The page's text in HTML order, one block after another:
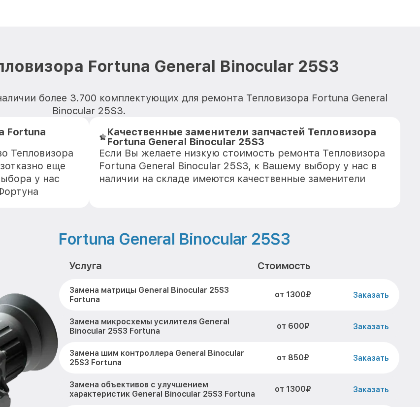
Fortuna General Binocular 25S3
более 3.700 комплектующих для ремонта Тепловизора Fortuna General
Binocular 25S3.
Fortuna
Тепловизора
еще
у нас
Качественные заменители запчастей Тепловизора
Fortuna General Binocular 25S3
Если Вы желаете низкую стоимость ремонта Тепловизора
Fortuna General Binocular 25S3, к Вашему выбору у нас в
наличии на складе имеются качественные заменители
Fortuna General Binocular 25S3
Услуга Стоимость
Замена матрицы General Binocular 25S3
Fortuna
от 1300₽ Заказать
Замена микросхемы усилителя General
Binocular 25S3 Fortuna
от 600₽ Заказать
Замена шим контроллера General Binocular
25S3 Fortuna
от 850₽ Заказать
Замена объективов с улучшением
характеристик General Binocular 25S3 Fortuna
от 1300₽ Заказать